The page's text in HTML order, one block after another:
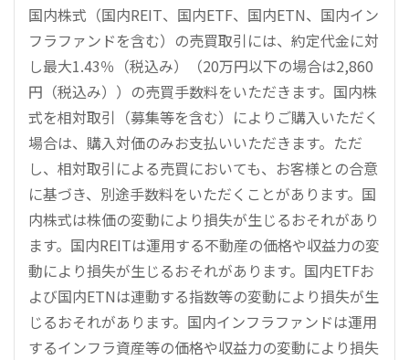
国内株式（国内REIT、国内ETF、国内ETN、国内イン
フラファンドを含む）の売買取引には、約定代金に対
し最大1.43％（税込み）（20万円以下の場合は2,860
円（税込み））の売買手数料をいただきます。国内株
式を相対取引（募集等を含む）によりご購入いただく
場合は、購入対価のみお支払いいただきます。ただ
し、相対取引による売買においても、お客様との合意
に基づき、別途手数料をいただくことがあります。国
内株式は株価の変動により損失が生じるおそれがあり
ます。国内REITは運用する不動産の価格や収益力の変
動により損失が生じるおそれがあります。国内ETFお
よび国内ETNは連動する指数等の変動により損失が生
じるおそれがあります。国内インフラファンドは運用
するインフラ資産等の価格や収益力の変動により損失